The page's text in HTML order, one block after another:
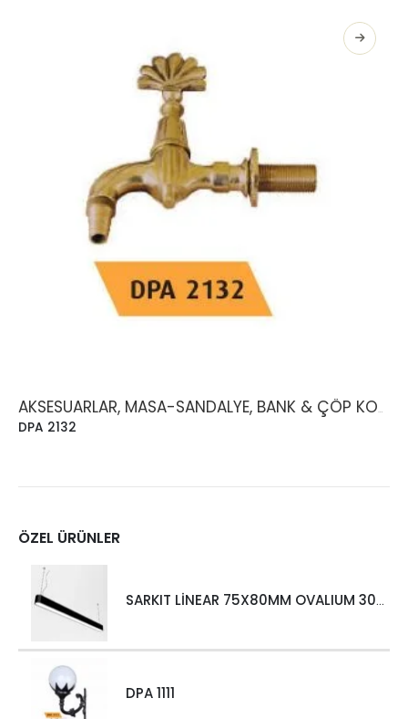
DPA 2132
ÖZEL ÜRÜNLER
SARKIT LİNEAR 75X80MM OVALIUM 30W 4000 LM MT
DPA 1111